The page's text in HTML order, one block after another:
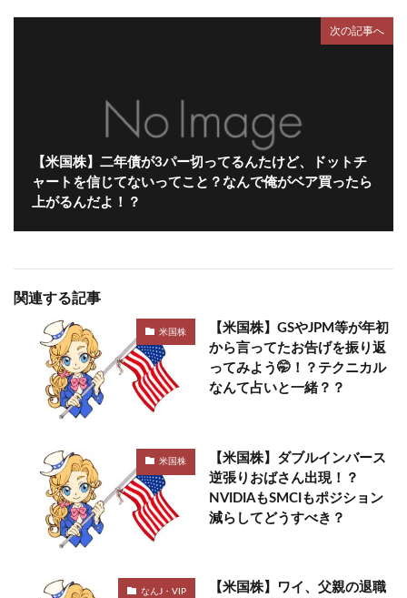
次の記事へ
【米国株】二年債が3パー切ってるんたけど、ドットチ
ャートを信じてないってこと？なんで俺がベア買ったら
上がるんだよ！？
関連する記事
米国株
【米国株】GSやJPM等が年初
から言ってたお告げを振り返
ってみよう🤭！？テクニカル
なんて占いと一緒？？
米国株
【米国株】ダブルインバース
逆張りおばさん出現！？
NVIDIAもSMCIもポジション
減らしてどうすべき？
なんJ・VIP
【米国株】ワイ、父親の退職